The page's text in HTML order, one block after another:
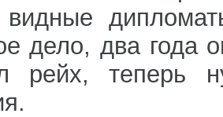
видные
дело, два года
рейх, теперь